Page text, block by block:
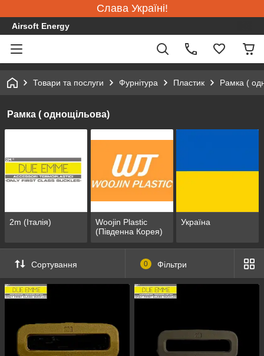
Слава Україні!
Airsoft Energy
Товари та послуги Фурнітура Пластик Рамка (
Рамка ( однощільова)
2m (Італія)
Woojin Plastic
(Південна Корея)
Україна
Сортування 0 Фільтри